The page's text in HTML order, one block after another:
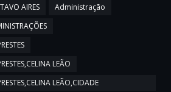
AIRES
Administração
LEÃO
LEÃO,CIDADE